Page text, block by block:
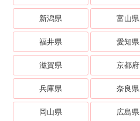
新潟県 富山県
福井県 愛知県
滋賀県 京都府
兵庫県 奈良県
岡山県 広島県